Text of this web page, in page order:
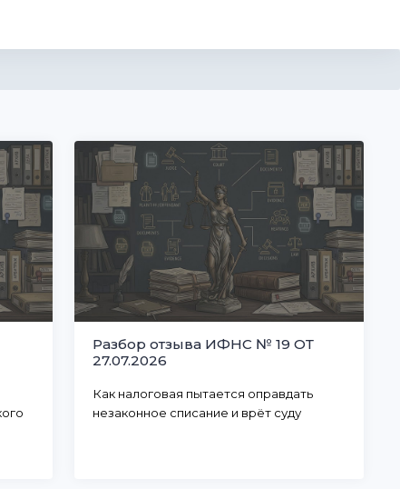
Разбор отзыва ИФНС № 19 ОТ
27.07.2026
Как налоговая пытается оправдать
незаконное списание и врёт суду